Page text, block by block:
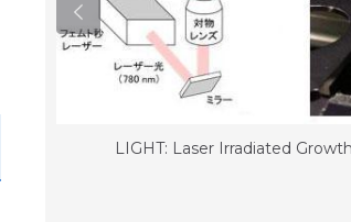
LIGHT: Laser Irradiated